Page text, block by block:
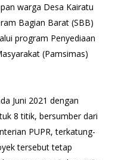
warga Desa Kairatu
Bagian Barat (SBB)
program Penyediaan
(Pamsimas)
Juni 2021 dengan
8 titik, bersumber dari
PUPR, terkatung-
tersebut tetap